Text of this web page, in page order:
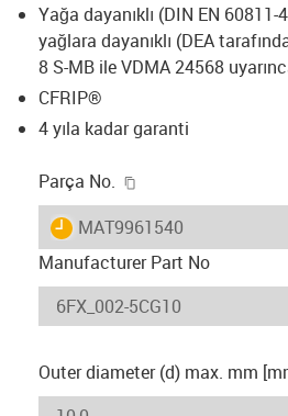
Yağa dayanıklı (DIN EN 60811-
yağlara dayanıklı (DEA
8 S-MB ile VDMA 24568
CFRIP®
4 yıla kadar garanti
Parça No.
igus-icon-lieferzeit
MAT9961540
Manufacturer Part No
Outer diameter (d) max. mm